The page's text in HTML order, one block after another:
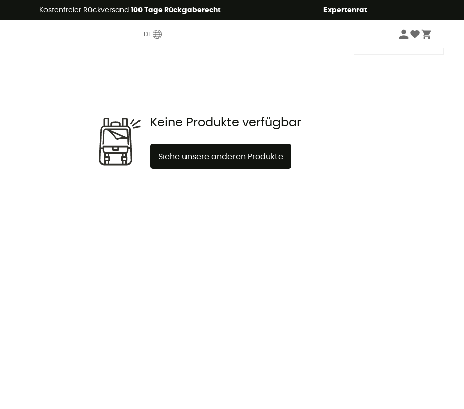
Kostenfreier Rückversand 100 Tage Rückgaberecht Expertenrat
DE
Sommerangebote🔥 -5% EXTRA ab 2 Produkten* Code Summer5
Keine Produkte verfügbar
Siehe unsere anderen Produkte